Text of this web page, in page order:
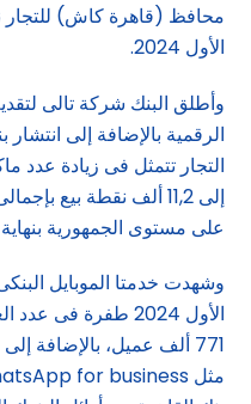
الأول 2024.
وأطلق البنك شركة تالى
الرقمية بالإضافة إلى
على مستوى الجمهورية بنهاية
وشهدت خدمتا الموبايل
الأول 2024 طفرة
771 ألف عميل، بالإضافة